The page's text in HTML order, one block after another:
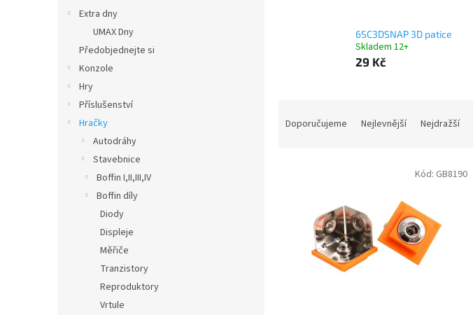
Extra dny
UMAX Dny
Předobjednejte si
Konzole
Hry
Příslušenství
Hračky
Autodráhy
Stavebnice
Boffin I,II,III,IV
Boffin díly
Diody
Displeje
Měřiče
Tranzistory
Reproduktory
Vrtule
6SC3DSNAP 3D patice
Skladem 12+
29 Kč
Doporučujeme Nejlevnější Nejdražší
Kód: GB8190